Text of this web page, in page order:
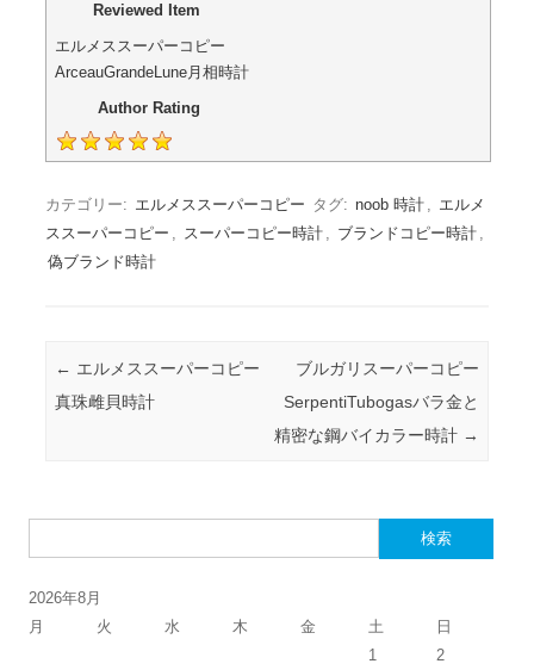
Reviewed Item
エルメススーパーコピー
ArceauGrandeLune月相時計
Author Rating
カテゴリー: エルメススーパーコピー タグ: noob 時計 , エルメ
ススーパーコピー , スーパーコピー時計 , ブランドコピー時計 ,
偽ブランド時計
投稿ナビゲーション
← エルメススーパーコピー
真珠雌貝時計
ブルガリスーパーコピー
SerpentiTubogasバラ金と
精密な鋼バイカラー時計 →
2026年8月
月
火 水 木 金 土 日
1
2